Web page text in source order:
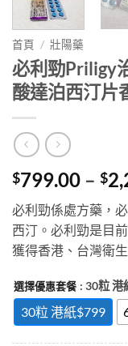
首頁 / 壯陽藥
必利勁Priligy
酸達泊西汀片
$799.00 – $
必利勁係處方藥，
西汀。必利勁是目
獲得香港、台灣衛
選擇優惠套餐 : 30粒 港
30粒 港紙$799